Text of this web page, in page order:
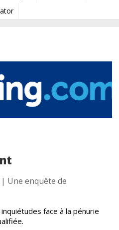
Une enquête de
face à la pénurie